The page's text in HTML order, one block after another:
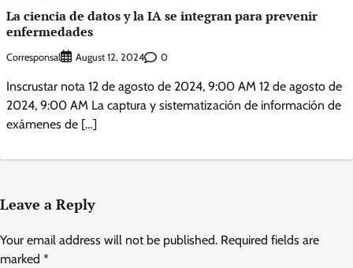
La ciencia de datos y la IA se integran para prevenir
enfermedades
Corresponsal August 12, 2024 0
Inscrustar nota 12 de agosto de 2024, 9:00 AM 12 de agosto de
2024, 9:00 AM La captura y sistematización de información de
exámenes de […]
Leave a Reply
Your email address will not be published. Required fields are
marked *